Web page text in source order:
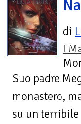
di
I
Suo padre
monastero,
su un